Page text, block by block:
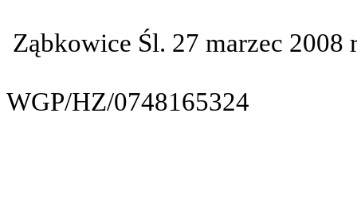
Ząbkowice Śl. 27 marzec 2008
WGP/HZ/0748165324